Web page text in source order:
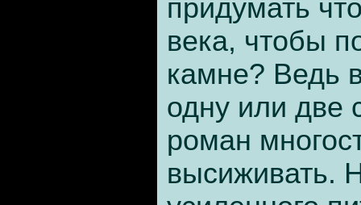
придумать
века, чтобы
камне? Ведь
одну или две
роман
высиживать.